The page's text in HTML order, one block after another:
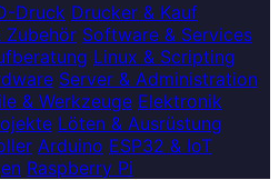
Druck Drucker & Kauf
Zubehör Software & Services
Linux & Scripting
Server & Administration
& Werkzeuge Elektronik
Löten & Ausrüstung
Arduino ESP32 & IoT
Raspberry Pi